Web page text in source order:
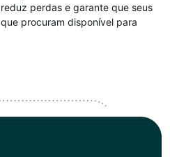
perdas e garante que seus
procuram disponível para